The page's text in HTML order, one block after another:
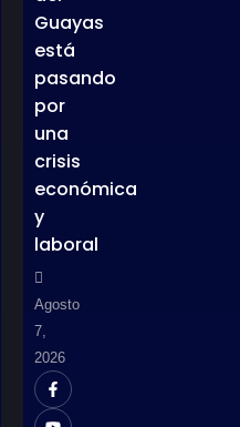
Guayas
está
pasando
por
una
crisis
económica
y
laboral
Agosto
7,
2026